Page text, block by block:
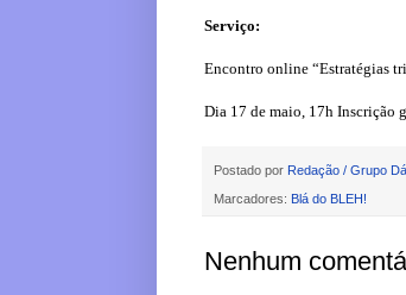
Serviço:
Encontro online “Estratégias
Dia 17 de maio, 17h Inscrição
Postado por Redação / Grupo
Marcadores: Blá do BLEH!
Nenhum